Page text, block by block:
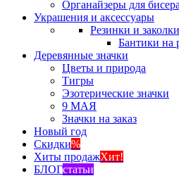
Органайзеры для
Украшения и аксессуары
Резинки и
Бантики на
Деревянные значки
Цветы и природа
Тигры
Эзотерические значки
9 МАЯ
Значки на заказ
Новый год
Скидки%
Хиты продажХит!
БЛОГстатьи